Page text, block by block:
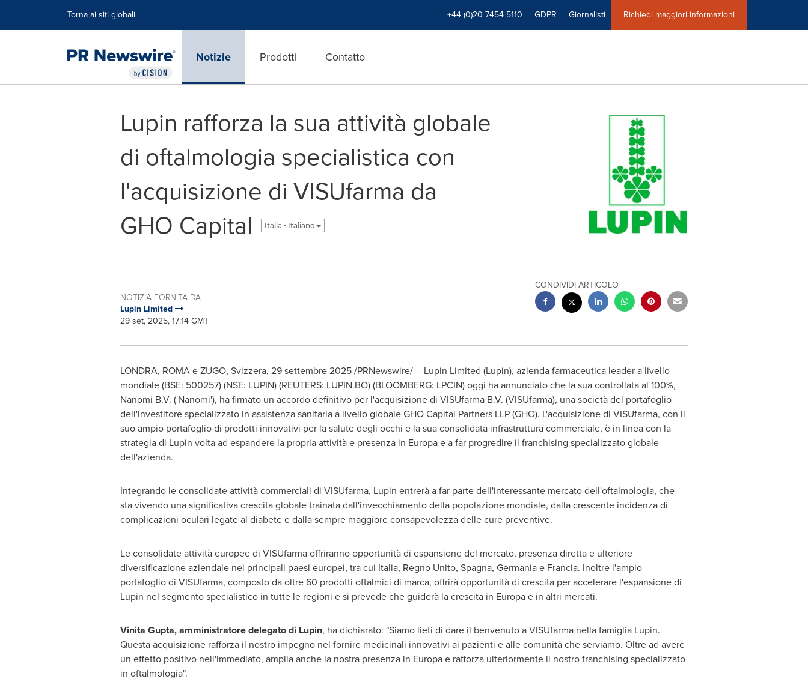
Torna ai siti globali +44 (0)20 7454 5110 GDPR Giornalisti Richiedi maggiori informazioni
Notizie Prodotti Contatto
Lupin rafforza la sua attività globale
di oftalmologia specialistica con
l'acquisizione di VISUfarma da
GHO Capital
Italia - Italiano
NOTIZIA FORNITA DA
Lupin Limited
29 set, 2025, 17:14 GMT
CONDIVIDI ARTICOLO
LONDRA, ROMA e ZUGO, Svizzera, 29 settembre 2025/PRNewswire/ -- Lupin Limited (Lupin), azienda farmaceutica leader a livello
mondiale (BSE: 500257) (NSE: LUPIN) (REUTERS: LUPIN.BO) (BLOOMBERG: LPCIN) oggi ha annunciato che la sua controllata al 100%,
Nanomi B.V. ('Nanomi'), ha firmato un accordo definitivo per l'acquisizione di VISUfarma B.V. (VISUfarma), una società del portafoglio
dell'investitore specializzato in assistenza sanitaria a livello globale GHO Capital Partners LLP (GHO). L'acquisizione di VISUfarma, con il
suo ampio portafoglio di prodotti innovativi per la salute degli occhi e la sua consolidata infrastruttura commerciale, è in linea con la
strategia di Lupin volta ad espandere la propria attività e presenza in Europa e a far progredire il franchising specializzato globale
dell'azienda.
Integrando le consolidate attività commerciali di VISUfarma, Lupin entrerà a far parte dell'interessante mercato dell'oftalmologia, che
sta vivendo una significativa crescita globale trainata dall'invecchiamento della popolazione mondiale, dalla crescente incidenza di
complicazioni oculari legate al diabete e dalla sempre maggiore consapevolezza delle cure preventive.
Le consolidate attività europee di VISUfarma offriranno opportunità di espansione del mercato, presenza diretta e ulteriore
diversificazione aziendale nei principali paesi europei, tra cui Italia, Regno Unito, Spagna, Germania e Francia. Inoltre l'ampio
portafoglio di VISUfarma, composto da oltre 60 prodotti oftalmici di marca, offrirà opportunità di crescita per accelerare l'espansione di
Lupin nel segmento specialistico in tutte le regioni e si prevede che guiderà la crescita in Europa e in altri mercati.
Vinita Gupta, amministratore delegato di Lupin, ha dichiarato: "Siamo lieti di dare il benvenuto a VISUfarma nella famiglia Lupin.
Questa acquisizione rafforza il nostro impegno nel fornire medicinali innovativi ai pazienti e alle comunità che serviamo. Oltre ad avere
un effetto positivo nell'immediato, amplia anche la nostra presenza in Europa e rafforza ulteriormente il nostro franchising specializzato
in oftalmologia".